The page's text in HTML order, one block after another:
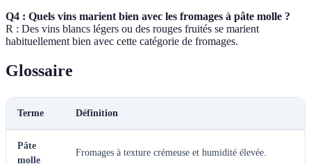
Q4 : Quels vins marient bien avec les fromages à pâte molle ?
R : Des vins blancs légers ou des rouges fruités se marient
habituellement bien avec cette catégorie de fromages.
Glossaire
Terme Définition
Pâte
molle
Fromages à texture crémeuse et humidité élevée.